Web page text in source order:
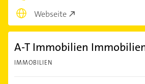
Webseite
A-T Immobilien
IMMOBILIEN